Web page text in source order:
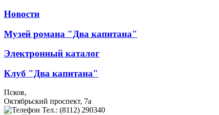
Новости
Музей романа "Два капитана"
Электронный каталог
Клуб "Два капитана"
Псков,
Октябрьский проспект, 7a
Тел.: (8112) 290340